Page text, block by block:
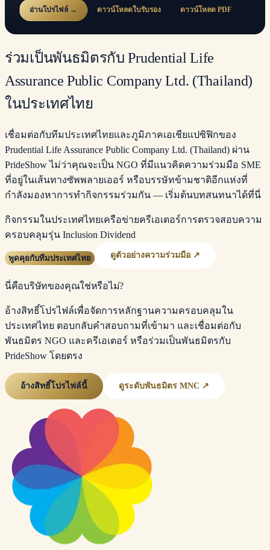
อ่านโปรไฟล์ → ดาวน์โหลดใบรับรอง ดาวน์โหลด PDF
ร่วมเป็นพันธมิตรกับ Prudential Life
Assurance Public Company Ltd. (Thailand)
ในประเทศไทย
เชื่อมต่อกับทีมประเทศไทยและภูมิภาคเอเชียแปซิฟิกของ
Prudential Life Assurance Public Company Ltd. (Thailand) ผ่าน
PrideShow ไม่ว่าคุณจะเป็น NGO ที่มีแนวคิดความร่วมมือ SME
ที่อยู่ในเส้นทางซัพพลายเออร์ หรือบรรษัทข้ามชาติอีกแห่งที่
กำลังมองหาการทำกิจกรรมร่วมกัน — เริ่มต้นบทสนทนาได้ที่นี่
กิจกรรมในประเทศไทยเครือข่ายครีเอเตอร์การตรวจสอบความ
ครอบคลุมรุ่น Inclusion Dividend
พูดคุยกับทีมประเทศไทย ดูตัวอย่างความร่วมมือ ↗
นี่คือบริษัทของคุณใช่หรือไม่?
อ้างสิทธิ์โปรไฟล์เพื่อจัดการหลักฐานความครอบคลุมใน
ประเทศไทย ตอบกลับคำสอบถามที่เข้ามา และเชื่อมต่อกับ
พันธมิตร NGO และครีเอเตอร์ หรือร่วมเป็นพันธมิตรกับ
PrideShow โดยตรง
อ้างสิทธิ์โปรไฟล์นี้ ดูระดับพันธมิตร MNC ↗